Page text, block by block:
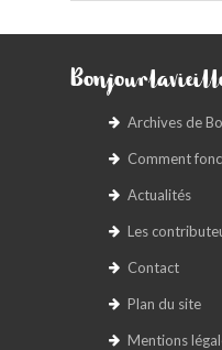
Archives de
Comment
Actualités
Les
Contact
Plan du site
Mentions